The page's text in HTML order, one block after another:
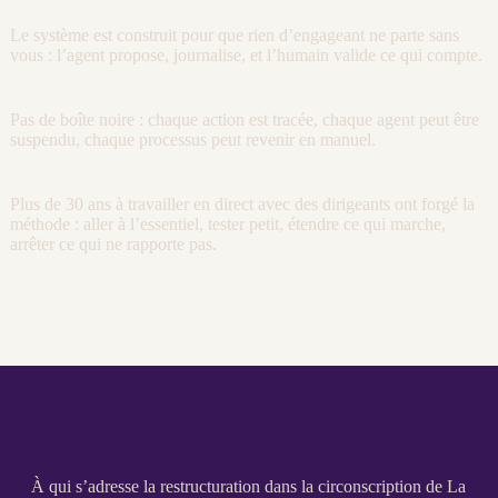
Le système est construit pour que rien d’engageant ne parte sans
vous : l’agent propose, journalise, et l’humain valide ce qui compte.
Pas de boîte noire : chaque action est tracée, chaque agent peut être
suspendu, chaque processus peut revenir en manuel.
Plus de 30 ans à travailler en direct avec des dirigeants ont forgé la
méthode : aller à l’essentiel, tester petit, étendre ce qui marche,
arrêter ce qui ne rapporte pas.
À qui s’adresse la restructuration dans la circonscription de La